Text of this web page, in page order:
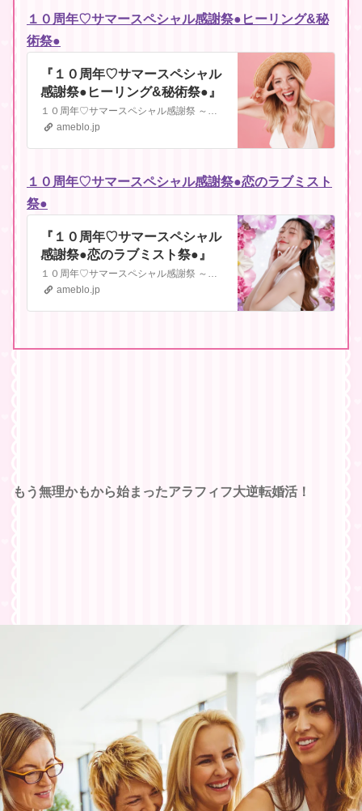
１０周年♡サマースペシャル感謝祭●ヒーリング&秘
術祭●
『１０周年♡サマースペシャル
感謝祭●ヒーリング&秘術祭●』
１０周年♡サマースペシャル感謝祭 ～１０年間の感謝を込めた特別企画〜●ヒーリング&秘術祭●１０周年感謝祭だからこそできる特別企画♡気になっていたけどタイミング…
ameblo.jp
１０周年♡サマースペシャル感謝祭●恋のラブミスト
祭●
『１０周年♡サマースペシャル
感謝祭●恋のラブミスト祭●』
１０周年♡サマースペシャル感謝祭 ～１０年間の感謝を込めた特別企画〜●恋のラブミスト祭●ついに大人気のスプレーたちが帰ってきました♡販売するたびに即完売。「買…
ameblo.jp
もう無理かもから始まったアラフィフ大逆転婚活！